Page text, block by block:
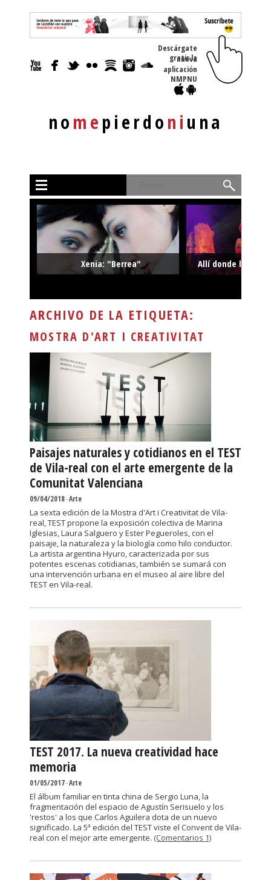
nomepierdoniuna
Descárgate
gratis la nueva
aplicación
NMPNU
Xenia: "Berrea" Allí donde la
ARCHIVO DE LA ETIQUETA:
MOSTRA D'ART I CREATIVITAT
Paisajes naturales y cotidianos en el TEST
de Vila-real con el arte emergente de la
Comunitat Valenciana
09/04/2018-Arte
La sexta edición de la Mostra d'Art i Creativitat de Vila-
real, TEST propone la exposición colectiva de Marina
Iglesias, Laura Salguero y Ester Pegueroles, con el
paisaje, la naturaleza y la biología como hilo conductor.
La artista argentina Hyuro, caracterizada por sus
potentes escenas cotidianas, también se sumará con
una intervención urbana en el museo al aire libre del
TEST en Vila-real.
TEST 2017. La nueva creatividad hace
memoria
01/05/2017-Arte
El álbum familiar en tinta china de Sergio Luna, la
fragmentación del espacio de Agustín Serisuelo y los
'restos' a los que Carlos Aguilera dota de un nuevo
significado. La 5ª edición del TEST viste el Convent de Vila-
real con el mejor arte emergente. (Comentarios 1)